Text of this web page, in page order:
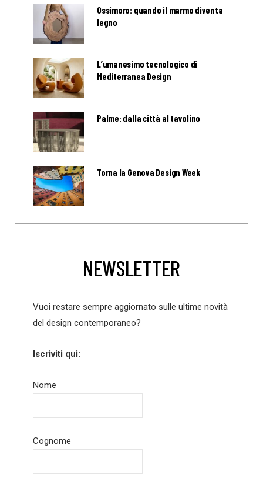
Ossimoro: quando il marmo diventa
legno
L’umanesimo tecnologico di
Mediterranea Design
Palme: dalla città al tavolino
Torna la Genova Design Week
NEWSLETTER
Vuoi restare sempre aggiornato sulle ultime novità
del design contemporaneo?
Iscriviti qui:
Nome
Cognome